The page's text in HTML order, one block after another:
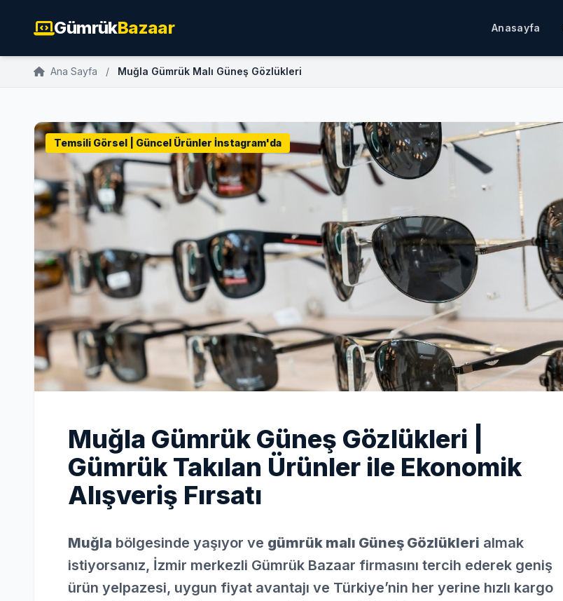
GümrükBazaar Anasayfa
Ana Sayfa / Muğla Gümrük Malı Güneş Gözlükleri
Temsili Görsel | Güncel Ürünler İnstagram'da
Muğla Gümrük Güneş Gözlükleri |
Gümrük Takılan Ürünler ile Ekonomik
Alışveriş Fırsatı
Muğla bölgesinde yaşıyor ve gümrük malı Güneş Gözlükleri almak
istiyorsanız, İzmir merkezli Gümrük Bazaar firmasını tercih ederek geniş
ürün yelpazesi, uygun fiyat avantajı ve Türkiye’nin her yerine hızlı kargo